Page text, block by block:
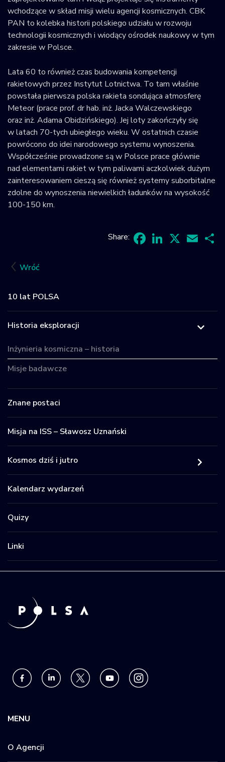
Wróć
10 lat POLSA
Historia eksploracji
Inżynieria kosmiczna – historia
Misje badawcze
Znane postaci
Misja na ISS – Sławosz Uznański
Kosmos dziś i jutro
Kalendarz wydarzeń
Quizy
Linki
wchodzące w skład misji wielu agencji kosmicznych. CBK
PAN to kolebka historii polskiego udziału w rozwoju
technologii kosmicznych i wiodący ośrodek naukowy w tym
zakresie w Polsce.
Lata 60 to również czas budowania kompetencji
rakietowych przez Instytut Lotnictwa. To tam właśnie
powstała pierwsza polska rakieta sondująca atmosferę
Meteor (prace prof. dr hab. inż. Jacka Walczewskiego
oraz inż. Adama Obidzińskiego). Jej loty zakończyły się
w latach 70-tych ubiegłego wieku. W ostatnich czasie
powrócono do idei narodowego systemu wynoszenia.
Współcześnie prowadzone są w Polsce prace głównie
nad elementami rakiet w tym paliwami aczkolwiek dużym
zainteresowaniem cieszą się również systemy suborbitalne
zdolne do wynoszenia niewielkich ładunków na wysokość
100-150 km.
Share:
MENU
O Agencji